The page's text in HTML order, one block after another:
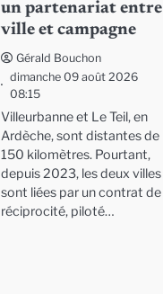
un partenariat entre
ville et campagne
Gérald Bouchon
dimanche 09 août 2026
08:15
Villeurbanne et Le Teil, en
Ardèche, sont distantes de
150 kilomètres. Pourtant,
depuis 2023, les deux villes
sont liées par un contrat de
réciprocité, piloté…